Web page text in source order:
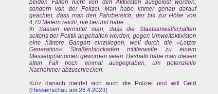
beiden Fällen nicht von den Aktivisten ausgelöst worden,
sondern von der Polizei. Man habe immer genau darauf
geachtet, dass man den Fahrbereich, der bis zur Höhe von
4,70 Metern reicht, nie berührt habe.
In Saasen vermutet man, dass die Staatsanwaltschaften
seitens der Politik angehalten werden, gegen Umweltaktivisten
eine härtere Gangart einzulegen, weil durch die »Letzte
Generation« Straßenblockaden mittlerweile zu einem
Massenphänomen geworden seien. Deshalb habe man diesen
alten Fall noch einmal ausgegraben, um potenzielle
Nachahmer abzuschrecken.
Kurz danach meldet sich auch die Polizei und will Geld
(Hessenschau am 26.4.2023)